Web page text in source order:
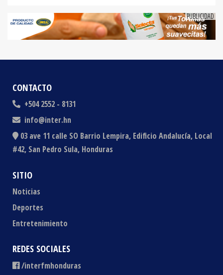
CONTACTO
+504 2552 - 8131
info@inter.hn
03 ave 11 calle SO Barrio Lempira, Edificio Andalucía, Local
#42, San Pedro Sula, Honduras
SITIO
Noticias
Deportes
Entretenimiento
REDES SOCIALES
/interfmhonduras